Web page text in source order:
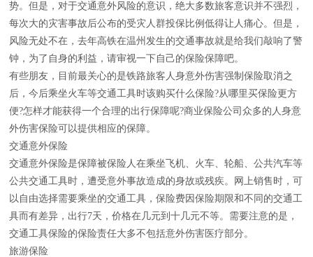
势。但是，对于交通意外风险的意识，绝大多数旅客意识并不强烈，
每次大的灾害事故后公布的受灾人群投保比例低得让人痛心。但是，
风险无处不在，去年高铁在温州发生的交通事故就是给我们敲响了警
钟，为了自身的利益，请审视一下自己的保险保障吧。
有些朋友，目前最关心的是铁路旅客人身意外伤害强制保险取消之
后，今后乘坐火车等交通工具时该购买什么保险?从哪里买保险更方
便?怎样才能获得一个合理的出行保障呢?商业保险公司众多的人身意
外伤害保险可以提供相应的保障。
交通意外保险
交通意外保险是保障被保险人在乘坐飞机、火车、轮船、公共汽车等
公共交通工具时，遭受意外事故造成的身故或残疾。网上销售时，可
以自由选择需要乘坐的交通工具，保险费因保险期限和不同的交通工
具而有差异，出行7天，价格在几元到十几元不等。需要注意的是，
交通工具保险的保险责任大多不包括意外伤害医疗部分。
旅游保险